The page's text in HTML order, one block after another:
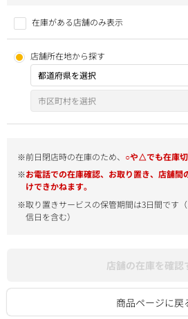
在庫がある店舗のみ表示
店舗所在地から探す
※前日閉店時の在庫のため、 ○や△でも在庫切
※お電話での在庫確認、お取り置き、店舗間
けできかねます。
※取り置きサービスの保管期間は3日間です
信日を含む）
店舗の在庫を確認
商品ページに戻